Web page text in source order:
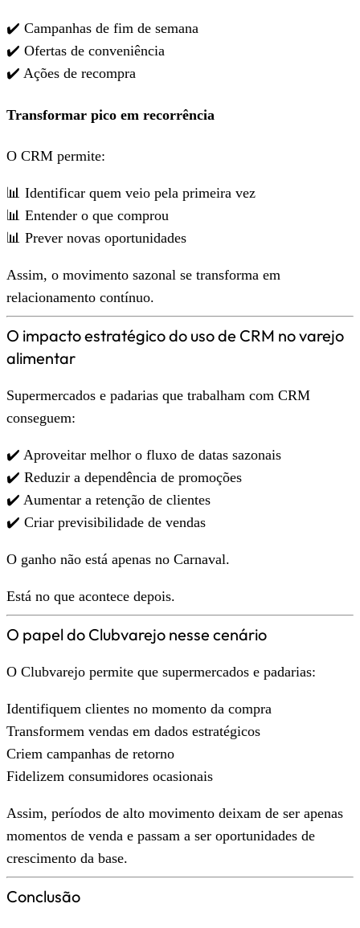
✔️ Campanhas de fim de semana
✔️ Ofertas de conveniência
✔️ Ações de recompra
Transformar pico em recorrência
O CRM permite:
📊 Identificar quem veio pela primeira vez
📊 Entender o que comprou
📊 Prever novas oportunidades
Assim, o movimento sazonal se transforma em
relacionamento contínuo.
O impacto estratégico do uso de CRM no varejo
alimentar
Supermercados e padarias que trabalham com CRM
conseguem:
✔️ Aproveitar melhor o fluxo de datas sazonais
✔️ Reduzir a dependência de promoções
✔️ Aumentar a retenção de clientes
✔️ Criar previsibilidade de vendas
O ganho não está apenas no Carnaval.
Está no que acontece depois.
O papel do Clubvarejo nesse cenário
O Clubvarejo permite que supermercados e padarias:
Identifiquem clientes no momento da compra
Transformem vendas em dados estratégicos
Criem campanhas de retorno
Fidelizem consumidores ocasionais
Assim, períodos de alto movimento deixam de ser apenas
momentos de venda e passam a ser oportunidades de
crescimento da base.
Conclusão